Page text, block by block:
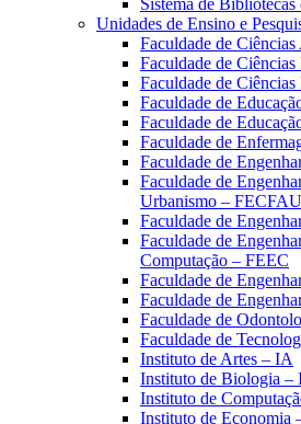
Sistema de
Unidades de Ensino e
Faculdade de
Faculdade de
Faculdade de
Faculdade de
Faculdade de
Faculdade de
Faculdade de
Faculdade de
Urbanismo – FECFAU
Faculdade de
Faculdade de
Computação – FEEC
Faculdade de
Faculdade de
Faculdade de
Faculdade de
Instituto de Artes – IA
Instituto de Biologia –
Instituto de
Instituto de Economia